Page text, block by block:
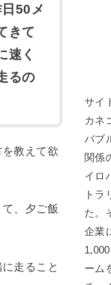
50メ
きて
速く
るの
教えて欲
、夕ご飯
走ること
サイ
カネ
バブ
関係
イロ
トラ
た。
企業
ーム